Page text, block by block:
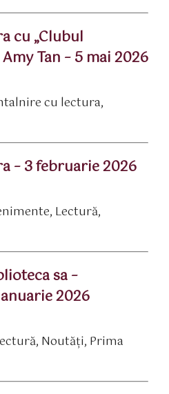
cu „Clubul
Tan – 5 mai 2026
cu lectura,
– 3 februarie 2026
, Lectură,
sa –
2026
, Noutăți, Prima